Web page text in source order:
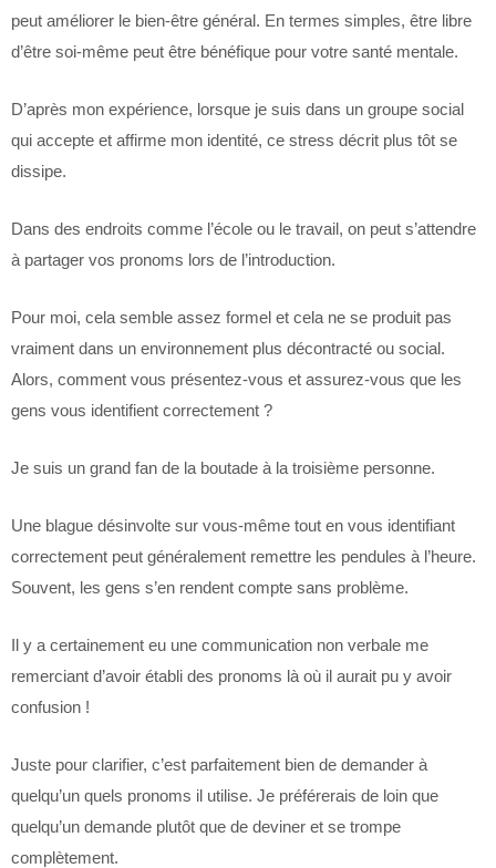
peut améliorer le bien-être général. En termes simples, être libre
d’être soi-même peut être bénéfique pour votre santé mentale.
D’après mon expérience, lorsque je suis dans un groupe social
qui accepte et affirme mon identité, ce stress décrit plus tôt se
dissipe.
Dans des endroits comme l’école ou le travail, on peut s’attendre
à partager vos pronoms lors de l’introduction.
Pour moi, cela semble assez formel et cela ne se produit pas
vraiment dans un environnement plus décontracté ou social.
Alors, comment vous présentez-vous et assurez-vous que les
gens vous identifient correctement ?
Je suis un grand fan de la boutade à la troisième personne.
Une blague désinvolte sur vous-même tout en vous identifiant
correctement peut généralement remettre les pendules à l’heure.
Souvent, les gens s’en rendent compte sans problème.
Il y a certainement eu une communication non verbale me
remerciant d’avoir établi des pronoms là où il aurait pu y avoir
confusion !
Juste pour clarifier, c’est parfaitement bien de demander à
quelqu’un quels pronoms il utilise. Je préférerais de loin que
quelqu’un demande plutôt que de deviner et se trompe
complètement.